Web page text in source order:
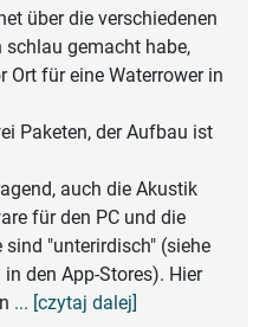
über die verschiedenen
schlau gemacht habe,
für eine Waterrower in
Paketen, der Aufbau ist
auch die Akustik
für den PC und die
"unterirdisch" (siehe
den App-Stores). Hier
... [czytaj dalej]